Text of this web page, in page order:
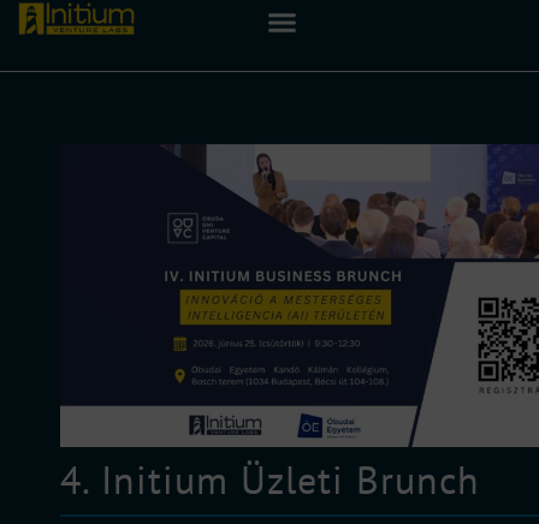
4. Initium Üzleti Brunch